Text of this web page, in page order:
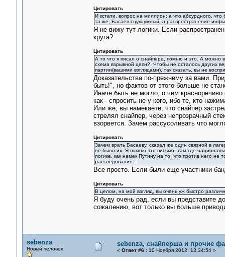
Цитировать
И кстати, вопрос на миллион: а что абсурдного,
та же, Басаев сцукоумный, а распространение
Я не вижу тут логики. Если
круга?
Цитировать
А то что я писал о снайпере, помню и это. А можно
схема взрывной цепи? Чтобы не осталось других
партии(вашими взглядами), так сказать, вы не
Доказательства по-прежнему за вами.
быть!", но фактов от этого больше не
Иначе быть не могло, о чем
как - спросить не у кого, ибо те, кто
Или же, вы намекаете, что снайпер
стрелял снайпер, через непрозрачный
взорвется. Зачем рассусоливать что
Цитировать
Зачем врать Басаеву, сказал же один связной в
не было их. Я помню это письмо, там где
логике, как намек Путину на то, что против него
расследование.
Все просто. Если были еще участники
Цитировать
В целом, на мой взгляд, вы очень уж быстро
Я буду очень рад, если вы представите
сожалению, вот только вы больше
sebenza
Новый человек
sebenza, снайперша и прочие
« Ответ #6 :10 Ноября 2012, 13:34:54 »